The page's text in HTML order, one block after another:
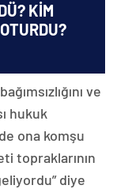
KİM
ve
hukuk
ona komşu
topraklarının
diye